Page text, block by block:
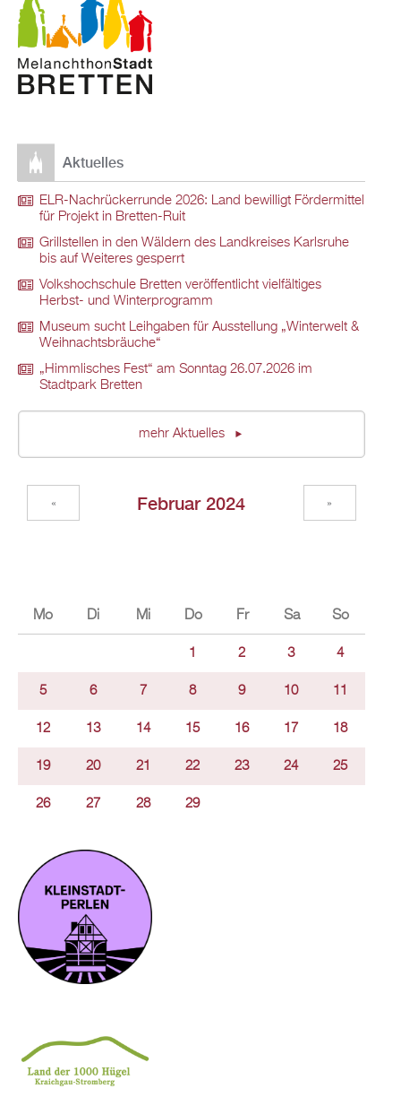
Aktuelles
ELR-Nachrückerrunde 2026: Land bewilligt Fördermittel
für Projekt in Bretten-Ruit
Grillstellen in den Wäldern des Landkreises Karlsruhe
bis auf Weiteres gesperrt
Volkshochschule Bretten veröffentlicht vielfältiges
Herbst- und Winterprogramm
Museum sucht Leihgaben für Ausstellung „Winterwelt &
Weihnachtsbräuche“
„Himmlisches Fest“ am Sonntag 26.07.2026 im
Stadtpark Bretten
mehr Aktuelles
Februar 2024
« »
Mo Di Mi Do Fr Sa So
1 2 3 4
5 6 7 8 9 10 11
12 13 14 15 16 17 18
19 20 21 22 23 24 25
26 27 28 29